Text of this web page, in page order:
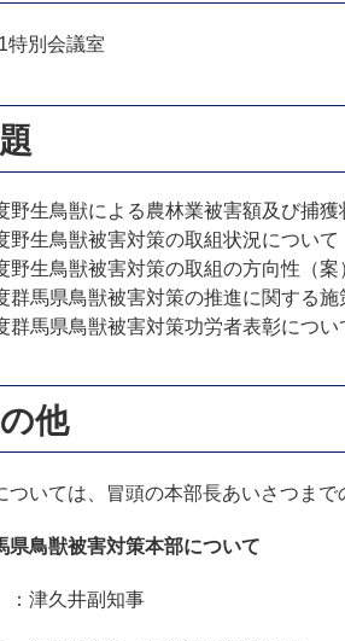
別会議室
野生鳥獣による農林業被害額及び捕獲
野生鳥獣被害対策の取組状況について
野生鳥獣被害対策の取組の方向性（案
群馬県鳥獣被害対策の推進に関する施
群馬県鳥獣被害対策功労者表彰につい
他
いては、冒頭の本部長あいさつまで
鳥獣被害対策本部について
津久井副知事